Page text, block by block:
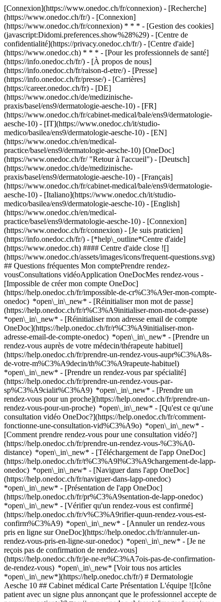
[Connexion](https://www.onedoc.ch/fr/connexion) - [Recherche]
(https://www.onedoc.ch/fr/) - [Connexion]
(https://www.onedoc.ch/fr/connexion) * * * - [Gestion des cookies]
(javascript:Didomi.preferences.show%28%29) - [Centre de
confidentialité](https://privacy.onedoc.ch/fr/) - [Centre d'aide]
(https://www.onedoc.ch) * * * - [Pour les professionnels de santé]
(https://info.onedoc.ch/fr/) - [À propos de nous]
(https://info.onedoc.ch/fr/raison-d-etre/) - [Presse]
(https://info.onedoc.ch/fr/presse/) - [Carrières]
(https://career.onedoc.ch/fr) - [DE]
(https://www.onedoc.ch/de/medizinische-
praxis/basel/ens9/dermatologie-aesche-10) - [FR]
(https://www.onedoc.ch/fr/cabinet-medical/bale/ens9/dermatologie-
aesche-10) - [IT](https://www.onedoc.ch/it/studio-
medico/basilea/ens9/dermatologie-aesche-10) - [EN]
(https://www.onedoc.ch/en/medical-
practice/basel/ens9/dermatologie-aesche-10) [OneDoc]
(https://www.onedoc.ch/fr/ "Retour à l'accueil") - [Deutsch]
(https://www.onedoc.ch/de/medizinische-
praxis/basel/ens9/dermatologie-aesche-10) - [Français]
(https://www.onedoc.ch/fr/cabinet-medical/bale/ens9/dermatologie-
aesche-10) - [Italiano](https://www.onedoc.ch/it/studio-
medico/basilea/ens9/dermatologie-aesche-10) - [English]
(https://www.onedoc.ch/en/medical-
practice/basel/ens9/dermatologie-aesche-10) - [Connexion]
(https://www.onedoc.ch/fr/connexion) - [Je suis praticien]
(https://info.onedoc.ch/fr/) - [*help\_outline*Centre d'aide]
(https://www.onedoc.ch) #### Centre d'aide close ![]
(https://www.onedoc.ch/assets/images/icons/frequent-questions.svg)
## Questions fréquentes Mon comptePrendre rendez-
vousConsultations vidéoApplication OneDocMes rendez-vous -
[Impossible de créer mon compte OneDoc]
(https://help.onedoc.ch/fr/impossible-de-cr%C3%A9er-mon-compte-
onedoc) *open\_in\_new* - [Réinitialiser mon mot de passe]
(https://help.onedoc.ch/fr/r%C3%A9initialiser-mon-mot-de-passe)
*open\_in\_new* - [Réinitialiser mon adresse email de compte
OneDoc](https://help.onedoc.ch/fr/r%C3%A9initialiser-mon-
adresse-email-de-compte-onedoc) *open\_in\_new* - [Prendre un
rendez-vous auprès de votre médecin/thérapeute habituel]
(https://help.onedoc.ch/fr/prendre-un-rendez-vous-aupr%C3%A8s-
de-votre-m%C3%A9decin/th%C3%A9rapeute-habituel)
*open\_in\_new* - [Prendre un rendez-vous par spécialité]
(https://help.onedoc.ch/fr/prendre-un-rendez-vous-par-
sp%C3%A9cialit%C3%A9) *open\_in\_new* - [Prendre un
rendez-vous pour un proche](https://help.onedoc.ch/fr/prendre-un-
rendez-vous-pour-un-proche) *open\_in\_new* - [Qu'est ce qu'une
consultation vidéo OneDoc?](https://help.onedoc.ch/fr/comment-
fonctionne-une-consultation-vid%C3%A9o) *open\_in\_new* -
[Comment prendre rendez-vous pour une consultation vidéo?]
(https://help.onedoc.ch/fr/prendre-un-rendez-vous-%C3%A0-
distance) *open\_in\_new* - [Téléchargement de l'app OneDoc]
(https://help.onedoc.ch/fr/t%C3%A9l%C3%A9chargement-de-lapp-
onedoc) *open\_in\_new* - [Naviguer dans l'app OneDoc]
(https://help.onedoc.ch/fr/naviguer-dans-lapp-onedoc)
*open\_in\_new* - [Présentation de l'app OneDoc]
(https://help.onedoc.ch/fr/pr%C3%A9sentation-de-lapp-onedoc)
*open\_in\_new* - [Vérifier qu'un rendez-vous est confirmé](https://help.onedoc.ch/fr/v%C3%A9rifier-quun-rendez-vous-est-confirm%C3%A9) *open\_in\_new* - [Annuler un rendez-vous pris en ligne sur OneDoc](https://help.onedoc.ch/fr/annuler-un-rendez-vous-pris-en-ligne-sur-onedoc) *open\_in\_new* - [Je ne reçois pas de confirmation de rendez-vous](https://help.onedoc.ch/fr/je-ne-re%C3%A7ois-pas-de-confirmation-de-rendez-vous) *open\_in\_new* [Voir tous nos articles *open\_in\_new*](https://help.onedoc.ch/fr/) # Dermatologie Aesche 10 ## Cabinet médical Carte Présentation L'équipe ![Icône patient avec un signe plus annonçant que le professionnel accepte de nouveaux patients](https://www.onedoc.ch/assets/images/icons/new-patients.svg) ### Patients acceptés Dermatologie Aesche 10 accepte les nouveaux patients ![Icône mallette annonçant les spécialités du professionnel de santé](https://www.onedoc.ch/assets/images/icons/specialties.svg) ### Spécialités Dermatologie et vénéréologie Médecine esthétique Soins esthétiques [*arrow\_drop\_down*Voir plus](https://www.onedoc.ch) ![Icône microscope annonçant les expertises dans lesquelles le professionnel est spécialisé](https://www.onedoc.ch/assets/images/icons/expertises.svg) ### Expertises Ablation de kyste Ablation grain de beauté Acné Allergie | AllergoTest | Bilan allergologique Angiome Contrôle grain de beauté Couperose | Rosacée Eczéma Hydrafacial Injection d'acide hyaluronique Injection de plasma riche en plaquettes | PRP | Vampire Lift Laser esthétique Microdermabrasion Microneedling Mésothérapie Peeling Photomodulation | LED Psoriasis Traitement anti-rides Traitement des cicatrices Traitement des taches pigmentaires Épilation lumière pulsée Épilation électrique [*arrow\_drop\_down*Voir plus](https://www.onedoc.ch) ![Marqueur annonçant la carte et les informations d’accès du cabinet](https://www.onedoc.ch/assets/images/icons/map.svg) ### Carte et informations d'accès #### Dermatologie Aesche 10 Aeschengraben 10 4051 Bâle #### Horaire d'ouverture Actuellement fermé - Ouvre jeudi à 07:00 *expand\_more* Lundi: 07:00 - 17:00 Mardi: 13:00 - 20:00 Mercredi: 07:00 - 17:00 Jeudi: 07:00 - 12:00 Vendredi: 07:00 - 17:00 Samedi: Fermé Dimanche: Fermé ![Icône document annonçant la présentation de l’établissement](https://www.onedoc.ch/assets/images/icons/presentation.svg) ### Présentation de l'établissement __Dermatologie Aesche 10__, __cabinet médical__ à Bâle, vous reçoit sur rendez-vous. - __Martin Schermesser__ est spécialiste en __dermatologie et vénéréologie__ Pour plus d'informations et pour prendre rendez-vous, composez le [061 271 74 84](tel:+41612717484). [](https://assets.onedoc.ch/images/entities/8dddddaafb45f34fa154988984a2b69101e9deb580610e849ae37401b1e93d17.png)[![Dermatologie Aesche 10, cabinet médical à Bâle](https://assets.onedoc.ch/images/entities/bdb4d750be88b5dbcd0062620bb4d166b5f21033391d32cf62a60dd6259ee8fd-small.jpg "Dermatologie Aesche 10, cabinet médical à Bâle")](https://assets.onedoc.ch/images/entities/bdb4d750be88b5dbcd0062620bb4d166b5f21033391d32cf62a60dd6259ee8fd.jpg)[![Dermatologie Aesche 10, cabinet médical à Bâle](https://assets.onedoc.ch/images/entities/da3f45876caa5d2ec2f6886269464fde856db7189ee2a4b686ac4c1103ee68aa-small.jpg "Dermatologie Aesche 10, cabinet médical à Bâle")](https://assets.onedoc.ch/images/entities/da3f45876caa5d2ec2f6886269464fde856db7189ee2a4b686ac4c1103ee68aa.jpg)[![Dermatologie Aesche 10, cabinet médical à Bâle](https://assets.onedoc.ch/images/entities/76e93315b62cb987e096932472e12f120891a1f9ca539142a67438b4e82bc2dd-small.jpg "Dermatologie Aesche 10, cabinet médical à Bâle")](https://assets.onedoc.ch/images/entities/76e93315b62cb987e096932472e12f120891a1f9ca539142a67438b4e82bc2dd.jpg)[![Dermatologie Aesche 10, cabinet médical à Bâle](https://assets.onedoc.ch/images/entities/cb535bb41ce642218cefb08cb83769e16ad01154ccc2cc0061c345dbb05fea0f-small.jpg "Dermatologie Aesche 10, cabinet médical à Bâle")](https://assets.onedoc.ch/images/entities/cb535bb41ce642218cefb08cb83769e16ad01154ccc2cc0061c345dbb05fea0f.jpg) ![Icône groupe de personnes annonçant la liste des professionnels de santé de l’établissement](https://www.onedoc.ch/assets/images/icons/team.svg) ### L'équipe Dermatologue [![Martin Schermesser, dermatologue à Bâle](https://assets.onedoc.ch/images/users/1d5c7148a8d6e769570a9cf528d7520a41efec8f761a4f1a298f6039cff5287e-small.jpg "Martin Schermesser, dermatologue à Bâle") \ __Dr. med. Martin Schermesser__](https://www.onedoc.ch/fr/dermatologue/bale/puqo/dr-med-martin-schermesser) ![Icône bulle de dialogue annonçant la section FAQ](https://www.onedoc.ch/assets/images/icons/faq.svg) ### FAQ *expand\_more* *keyboard\_arrow\_right* ## Quelle est l'adresse de Dermatologie Aesche 10? Dermatologie Aesche 10 reçoit des patients à Aeschengraben 10, 4051 Bâle. * * * *keyboard\_arrow\_right* ## Quels sont les horaires d'ouverture de Dermatologie Aesche 10? Dermatologie Aesche 10 est ouvert: - Le lundi de 07:00 à 17:00 - Le mardi de 13:00 à 20:00 - Le mercredi de 07:00 à 17:00 - Le jeudi de 07:00 à 12:00 - Le vendredi de 07:00 à 17:00 - Le samedi fermé - Le dimanche fermé * * * *keyboard\_arrow\_right* ## Quel est le numéro de téléphone de Dermatologie Aesche 10? Le numéro de téléphone de Dermatologie Aesche 10 est [061 271 74 84](tel:+41612717484). * * * *keyboard\_arrow\_right* ## Quelles sont les spécialités pratiquées au sein de Dermatologie Aesche 10? Dermatologie Aesche 10 propose des consultations en [Dermatologie et vénéréologie](https://www.onedoc.ch/fr/dermatologue/bale), [Médecine esthétique](https://www.onedoc.ch/fr/specialiste-en-medecine-esthetique/bale) et [Soins esthétiques](https://www.onedoc.ch/fr/specialiste-en-soins-esthetiques/bale). * * * *keyboard\_arrow\_right* ## Quelles sont les expertises de Dermatologie Aesche 10? Les expertises de Dermatologie Aesche 10 sont: [Ablation de kyste](https://www.onedoc.ch/fr/ablation-de-kyste/bale), [Ablation grain de beauté](https://www.onedoc.ch/fr/ablation-grain-de-beaute/bale), [Acné](https://www.onedoc.ch/fr/acne/bale), [Allergie | AllergoTest | Bilan allergologique](https://www.onedoc.ch/fr/allergie-allergotest-bilan-allergologique/bale), [Angiome](https://www.onedoc.ch/fr/angiome/bale), [Contrôle grain de beauté](https://www.onedoc.ch/fr/controle-grain-de-beaute/bale), [Couperose | Rosacée](https://www.onedoc.ch/fr/couperose-rosacee/bale), [Eczéma](https://www.onedoc.ch/fr/eczema/bale), [Hydrafacial](https://www.onedoc.ch/fr/hydrafacial/bale), [Injection d'acide hyaluronique](https://www.onedoc.ch/fr/injection-d-acide-hyaluronique/bale), [Injection de plasma riche en plaquettes | PRP | Vampire Lift](https://www.onedoc.ch/fr/injection-de-plasma-riche-en-plaquettes-prp-vampire-lift/bale), [Laser esthétique](https://www.onedoc.ch/fr/laser-esthetique/bale), [Microdermabrasion](https://www.onedoc.ch/fr/microdermabrasion/bale), [Microneedling](https://www.onedoc.ch/fr/microneedling/bale), [Mésothérapie](https://www.onedoc.ch/fr/mesotherapie/bale), [Peeling](https://www.onedoc.ch/fr/peeling/bale), [Photomodulation | LED](https://www.onedoc.ch/fr/photomodulation-led/bale), [Psoriasis](https://www.onedoc.ch/fr/psoriasis/bale), [Traitement anti-rides](https://www.onedoc.ch/fr/traitement-anti-rides/bale), [Traitement des cicatrices](https://www.onedoc.ch/fr/traitement-des-cicatrices/bale), [Traitement des taches pigmentaires](https://www.onedoc.ch/fr/traitement-des-taches-pigmentaires/bale), [Épilation lumière pulsée](https://www.onedoc.ch/fr/epilation-lumiere-pulsee/bale) et [Épilation électrique](https://www.onedoc.ch/fr/epilation-electrique/bale). * * * *keyboard\_arrow\_right* ## Est-ce que Dermatologie Aesche 10 accepte les nouveaux patients? Oui, Dermatologie Aesche 10 accepte les nouveaux patients. Pour prendre rendez-vous, les nouveaux patients peuvent facilement réserver en ligne via OneDoc. * * * *keyboard\_arrow\_right* ## Quelles sont les langues parlées au sein de Dermatologie Aesche 10? Dermatologie Aesche 10 propose des consultations en Allemand, Anglais, Français et Italien. 1. [OneDoc](https://www.onedoc.ch/fr/)/ 2. [Cabinet médical](https://www.onedoc.ch/fr/cabinet-medical)/ 3. [Canton de Bâle-Ville](https://www.onedoc.ch/fr/cabinet-medical/canton-de-bale-ville)/ 4. [Bâle](https://www.onedoc.ch/fr/cabinet-medical/bale)/ 5. Dermatologie Aesche 10 ### Prenez RDV avec Dermatologie Aesche 10 Renseignez les informations suivantes *error\_outline* Oups! *chevron\_left* mer. 05 août *chevron\_right* Voir plus de rendez-vous Aucun professionnel de santé n'accepte actuellement la prise de rendez-vous en ligne. Notre équipe se tient à votre disposition au [061 271 74 84](tel:+41612717484) pour vous aider. Créneau horaire Prendre rendez-vous ### Téléchargez l'app OneDoc Prenez rendez-vous en ligne chez un médecin, un dentiste ou un thérapeute proche de vous en Suisse. L'application OneDoc vous permet de gérer tous vos rendez-vous médicaux depuis votre natel, n'importe où et n'importe quand. ![Code QR redirigeant vers l’App Store ou Google Play pour télécharger l’app OneDoc Patients](https://www.onedoc.ch/assets/images/download-app-qr.jpeg) Scannez le QR code pour télécharger l’application [![Téléchargez notre application sur l'App Store!](https://www.onedoc.ch/assets/images/app-store-badge-fr.svg)](https://apps.apple.com/ch/app/onedoc/id1592376413?l=fr)[![Téléchargez notre application sur le Google Play Store!](https://www.onedoc.ch/assets/images/google-play-badge-fr.png)](https://play.google.com/store/apps/details?id=ch.onedoc.patient&hl=fr-CH) *keyboard\_arrow\_right* ## Recherches associées [Dermatologue à Bâle](https://www.onedoc.ch/fr/dermatologue/bale)[Dermatologue à Olten](https://www.onedoc.ch/fr/dermatologue/olten)[Spécialiste en médecine esthétique à Lenzburg](https://www.onedoc.ch/fr/specialiste-en-medecine-esthetique/lenzburg)[Dermatologue à